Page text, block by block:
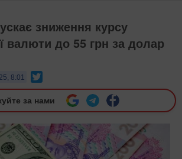
зниження курсу
валюти до 55 грн за долар
8:01
за нами